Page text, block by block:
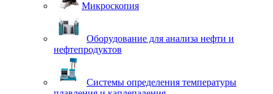
Микроскопия
Оборудование для анализа нефти и
нефтепродуктов
Системы определения температуры